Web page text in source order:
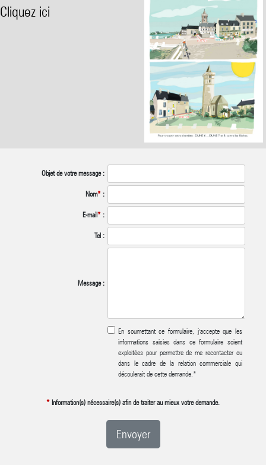
Cliquez ici
Objet de votre message :
Nom* :
E-mail* :
Tel :
Message :
En soumettant ce formulaire, j'accepte que les
informations saisies dans ce formulaire soient
exploitées pour permettre de me recontacter ou
dans le cadre de la relation commerciale qui
découlerait de cette demande. *
* Information(s) nécessaire(s) afin de traiter au mieux votre demande.
Envoyer